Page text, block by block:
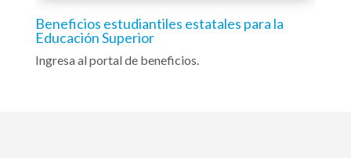
Beneficios estudiantiles estatales para la
Educación Superior
Ingresa al portal de beneficios.